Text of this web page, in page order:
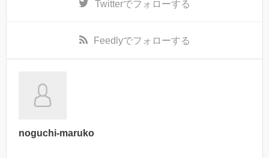
Twitterでフォローする
Feedlyでフォローする
noguchi-maruko